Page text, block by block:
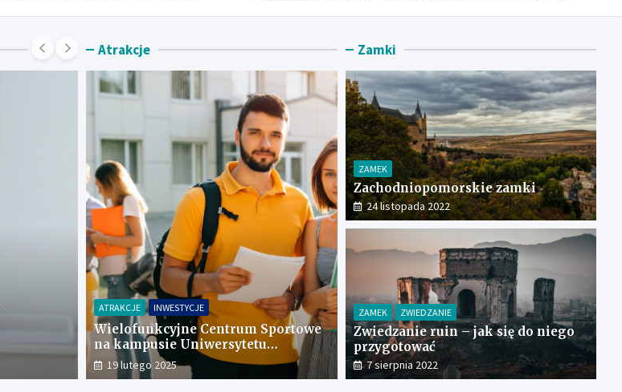
INWESTYCJE MIASTA
Nowy port instalacyjny dla morskich farm
wiatrowych w Świnoujściu gotowy do działania od
czerwca
29 stycznia 2025
Atrakcje
ATRAKCJE INWESTYCJE
Wielofunkcyjne Centrum Sportowe
na kampusie Uniwersytetu
Gdańskiego – nowy projekt na
Oliwie
19 lutego 2025
Zamki
ZAMEK
Zachodniopomorskie zamki
24 listopada 2022
ZAMEK ZWIEDZANIE
Zwiedzanie ruin – jak się do niego
przygotować
7 sierpnia 2022